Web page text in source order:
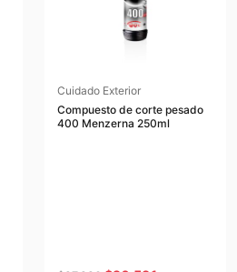
Cuidado Exterior
Compuesto de corte pesado
400 Menzerna 250ml